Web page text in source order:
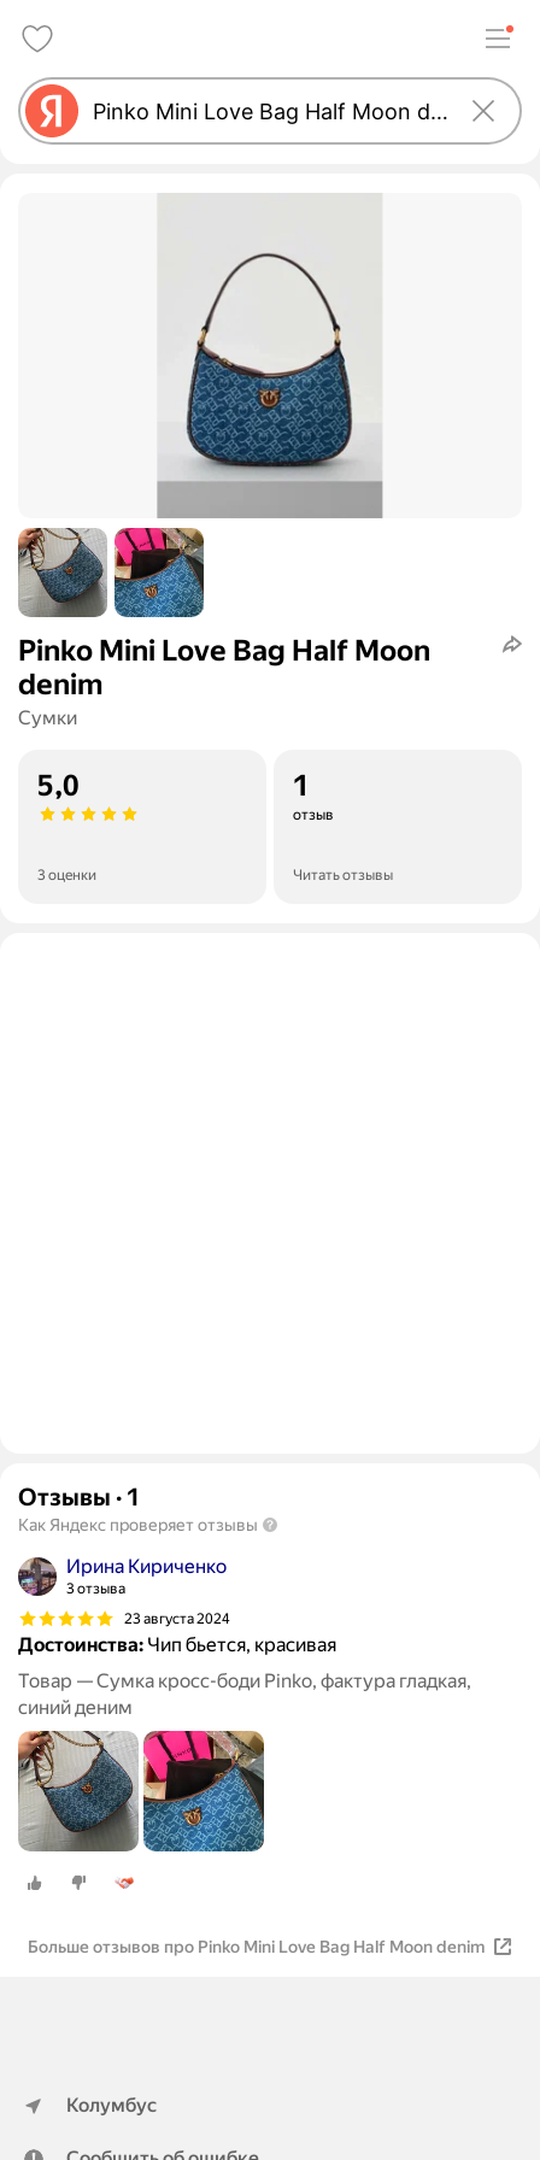
Pinko Mini Love Bag Half Moon
denim
Сумки
5,0
3 оценки
1
отзыв
Читать отзывы
Отзывы · 1
Как Яндекс проверяет отзывы
Ирина Кириченко
3 отзыва
23 августа 2024
Достоинства: Чип бьется, красивая
Товар — Сумка кросс-боди Pinko, фактура гладкая,
синий деним
Больше отзывов про Pinko Mini Love Bag Half Moon denim
Колумбус